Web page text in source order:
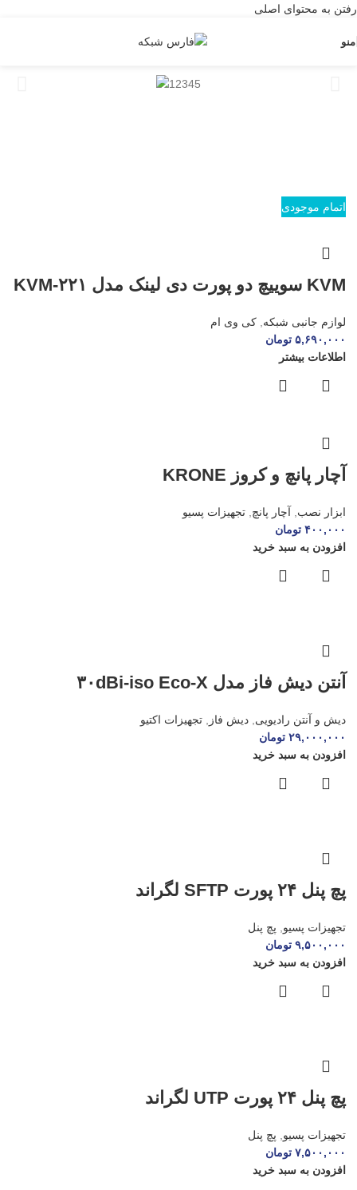
رفتن به محتوای اصلی
منو
اتمام موجودی
KVM سوییچ دو پورت دی لینک مدل KVM-۲۲۱
لوازم جانبی شبکه, کی وی ام
۵,۶۹۰,۰۰۰ تومان
اطلاعات بیشتر
آچار پانچ و کروز KRONE
ابزار نصب, آچار پانچ, تجهیزات پسیو
۴۰۰,۰۰۰ تومان
افزودن به سبد خرید
آنتن دیش فاز مدل ۳۰dBi-iso Eco-X
دیش و آنتن رادیویی, دیش فاز , تجهیزات اکتیو
۲۹,۰۰۰,۰۰۰ تومان
افزودن به سبد خرید
پچ پنل ۲۴ پورت SFTP لگراند
تجهیزات پسیو, پچ پنل
۹,۵۰۰,۰۰۰ تومان
افزودن به سبد خرید
پچ پنل ۲۴ پورت UTP لگراند
تجهیزات پسیو, پچ پنل
۷,۵۰۰,۰۰۰ تومان
افزودن به سبد خرید